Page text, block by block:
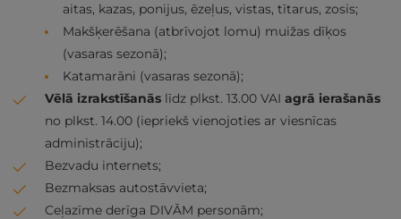
aitas, kazas, ponijus, ēzeļus, vistas, tītarus, zosis;
Makšķerēšana (atbrīvojot lomu) muižas dīķos
(vasaras sezonā);
Katamarāni (vasaras sezonā);
Vēlā izrakstīšanās līdz plkst. 13.00 VAI agrā ierašanās
no plkst. 14.00 (iepriekš vienojoties ar viesnīcas
administrāciju);
Bezvadu internets;
Bezmaksas autostāvvieta;
Ceļazīme derīga DIVĀM personām;